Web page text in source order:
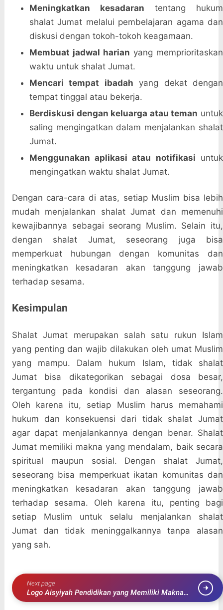
Meningkatkan kesadaran tentang hukum
shalat Jumat melalui pembelajaran agama dan
diskusi dengan tokoh-tokoh keagamaan.
Membuat jadwal harian yang memprioritaskan
waktu untuk shalat Jumat.
Mencari tempat ibadah yang dekat dengan
tempat tinggal atau bekerja.
Berdiskusi dengan keluarga atau teman untuk
saling mengingatkan dalam menjalankan shalat
Jumat.
Menggunakan aplikasi atau notifikasi untuk
mengingatkan waktu shalat Jumat.
Dengan cara-cara di atas, setiap Muslim bisa lebih
mudah menjalankan shalat Jumat dan memenuhi
kewajibannya sebagai seorang Muslim. Selain itu,
dengan shalat Jumat, seseorang juga bisa
memperkuat hubungan dengan komunitas dan
meningkatkan kesadaran akan tanggung jawab
terhadap sesama.
Kesimpulan
Shalat Jumat merupakan salah satu rukun Islam
yang penting dan wajib dilakukan oleh umat Muslim
yang mampu. Dalam hukum Islam, tidak shalat
Jumat bisa dikategorikan sebagai dosa besar,
tergantung pada kondisi dan alasan seseorang.
Oleh karena itu, setiap Muslim harus memahami
hukum dan konsekuensi dari tidak shalat Jumat
agar dapat menjalankannya dengan benar. Shalat
Jumat memiliki makna yang mendalam, baik secara
spiritual maupun sosial. Dengan shalat Jumat,
seseorang bisa memperkuat ikatan komunitas dan
meningkatkan kesadaran akan tanggung jawab
terhadap sesama. Oleh karena itu, penting bagi
setiap Muslim untuk selalu menjalankan shalat
Jumat dan tidak meninggalkannya tanpa alasan
yang sah.
Next page
Logo Aisyiyah Pendidikan yang Memiliki Makna
Mendalam dan Unik